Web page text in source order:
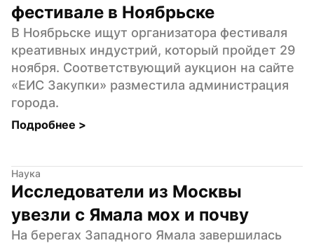
фестивале в Ноябрьске
В Ноябрьске ищут организатора фестиваля
креативных индустрий, который пройдет 29
ноября. Соответствующий аукцион на сайте
«ЕИС Закупки» разместила администрация
города.
Подробнее >
Наука
Исследователи из Москвы
увезли с Ямала мох и почву
На берегах Западного Ямала завершилась